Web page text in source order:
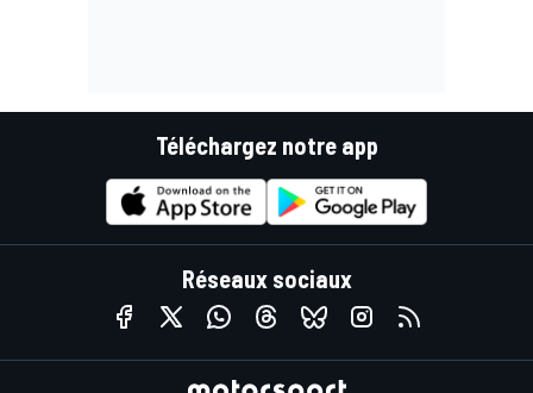
Téléchargez notre app
Réseaux sociaux